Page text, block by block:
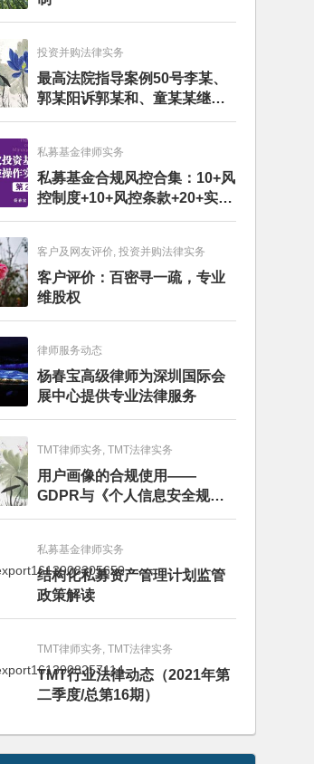
投资并购法律实务
最高法院指导案例50号李某、
郭某阳诉郭某和、童某某继承
纠纷案
私募基金律师实务
私募基金合规风控合集：10+风
控制度+10+风控条款+20+实务
文章+每月动态
客户及网友评价, 投资并购法律实务
客户评价：百密寻一疏，专业
维股权
律师服务动态
杨春宝高级律师为深圳国际会
展中心提供专业法律服务
TMT律师实务, TMT法律实务
用户画像的合规使用——
GDPR与《个人信息安全规
范》的比较分析
私募基金律师实务
结构化私募资产管理计划监管
政策解读
TMT律师实务, TMT法律实务
TMT行业法律动态（2021年第
二季度/总第16期）